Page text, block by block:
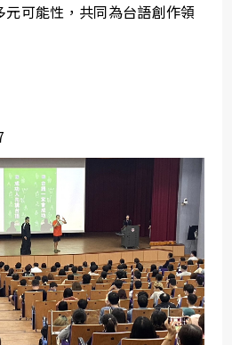
可能性，共同為台語創作領